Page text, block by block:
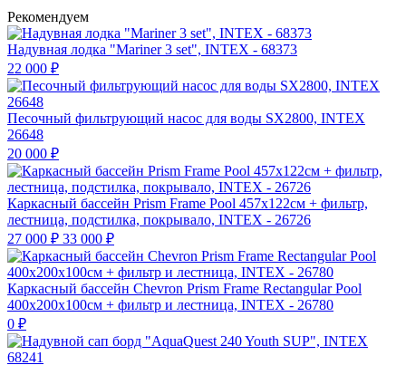
Рекомендуем
Надувная лодка "Mariner 3 set", INTEX - 68373
22 000 ₽
Песочный фильтрующий насос для воды SX2800, INTEX
26648
20 000 ₽
Каркасный бассейн Prism Frame Pool 457х122см + фильтр,
лестница, подстилка, покрывало, INTEX - 26726
27 000 ₽ 33 000 ₽
Каркасный бассейн Chevron Prism Frame Rectangular Pool
400х200х100см + фильтр и лестница, INTEX - 26780
0 ₽